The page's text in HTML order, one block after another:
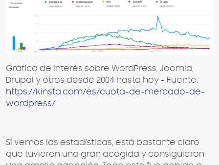
Gráfica de interés sobre WordPress, Joomla,
Drupal y otros desde 2004 hasta hoy - Fuente:
https://kinsta.com/es/cuota-de-mercado-de-
wordpress/
Si vemos las estadísticas, está bastante claro
que tuvieron una gran acogida y consiguieron